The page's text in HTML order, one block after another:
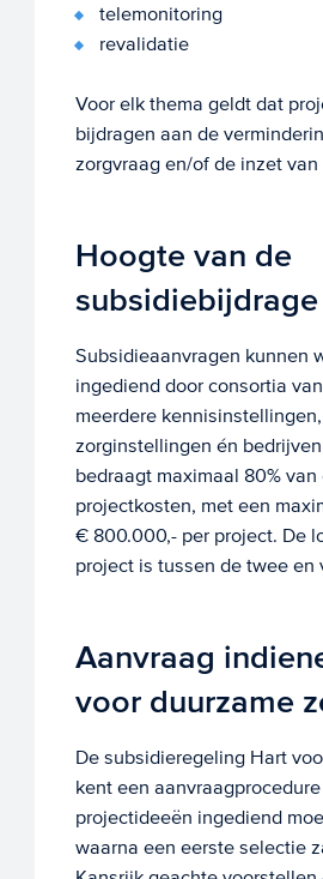
telemonitoring
revalidatie
Voor elk thema geldt dat
bijdragen aan de
zorgvraag en/of de inzet
Hoogte van de
subsidiebijdrage
Subsidieaanvragen kunnen
ingediend door consortia
meerdere kennisinstellingen,
zorginstellingen én
bedraagt maximaal 80%
projectkosten, met een
€ 800.000,- per project. De
project is tussen de twee en
Aanvraag
voor duurzame
De subsidieregeling Hart
kent een
projectideeën ingediend
waarna een eerste selectie